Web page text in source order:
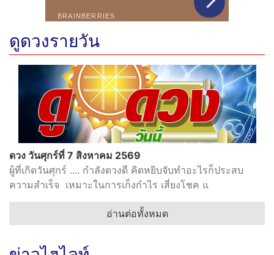
ดูดวงรายวัน
ดวง วันศุกร์ที่ 7 สิงหาคม 2569
ผู้ที่เกิดวันศุกร์ .... กำลังดวงดี คิดหยิบจับทำอะไรก็ประสบ
ความสำเร็จ เหมาะในการเก็งกำไร เสี่ยงโชค แ
อ่านต่อทั้งหมด